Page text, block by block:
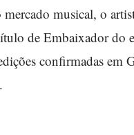
mercado musical, o
de Embaixador do
confirmadas em